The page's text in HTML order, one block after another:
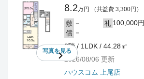
写真を見る
8.2万円 （共益費 3,300円）
敷 － 礼 100,000円
償 －
2階 / 1LDK / 44.28㎡
2026/08/06 更新
ハウスコム 上尾店